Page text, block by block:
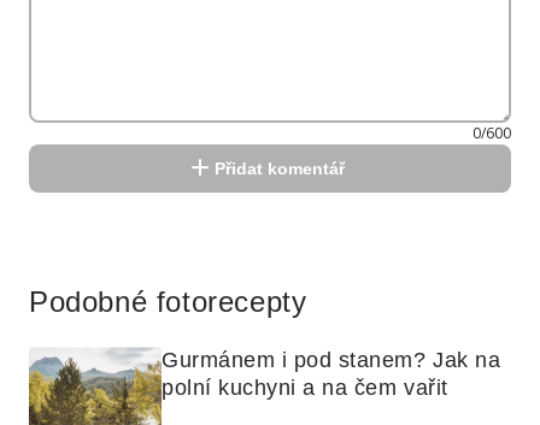
0/600
Přidat komentář
Podobné fotorecepty
Gurmánem i pod stanem? Jak na
polní kuchyni a na čem vařit